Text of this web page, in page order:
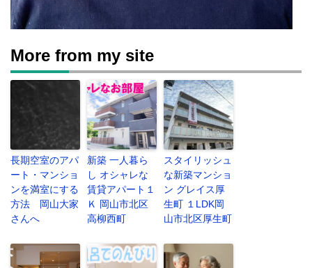
More from my site
長期空室のアパ
ート・マンショ
ンを満室にする
方法 岡山大家
さんへ
新築 一人暮ら
し オシャレな
賃貸アパート１
Ｋ 岡山市北区
高柳西町
スタイリッシュ
な新築マンショ
ン グレイス厚
生町 １LDK岡
山市北区厚生町